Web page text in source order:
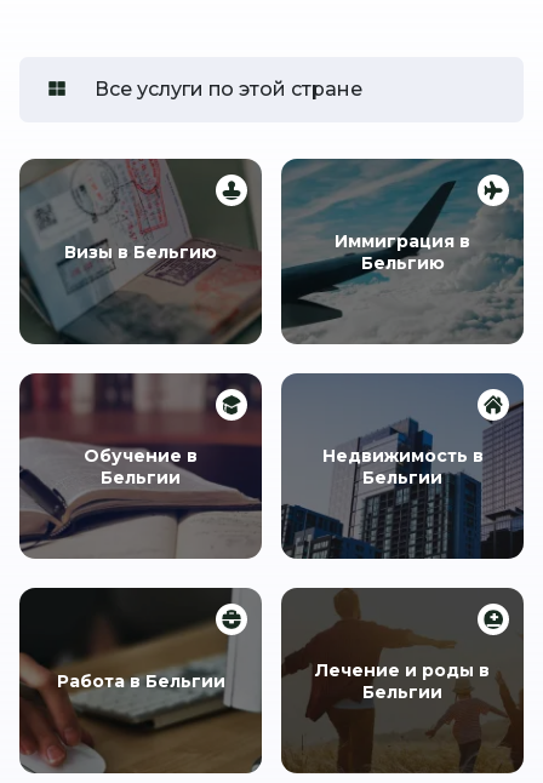
Все услуги по этой стране
Визы в Бельгию
Иммиграция в
Бельгию
Обучение в
Бельгии
Недвижимость в
Бельгии
Работа в Бельгии
Лечение и роды в
Бельгии